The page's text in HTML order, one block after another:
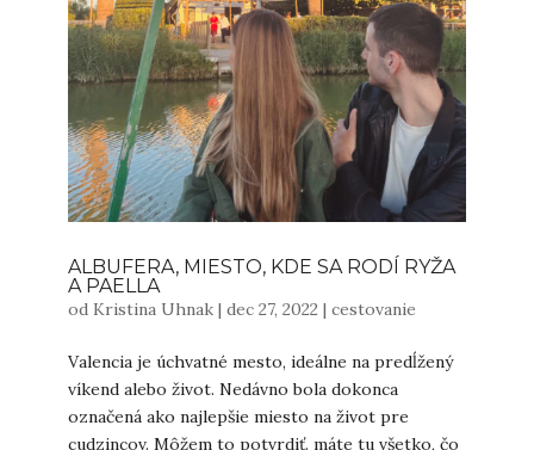
ALBUFERA, MIESTO, KDE SA RODÍ RYŽA
A PAELLA
od Kristina Uhnak| dec 27, 2022 | cestovanie
Valencia je úchvatné mesto, ideálne na predĺžený
víkend alebo život. Nedávno bola dokonca
označená ako najlepšie miesto na život pre
cudzincov. Môžem to potvrdiť. máte tu všetko, čo